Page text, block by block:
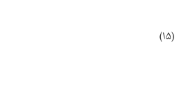
(۱۵)